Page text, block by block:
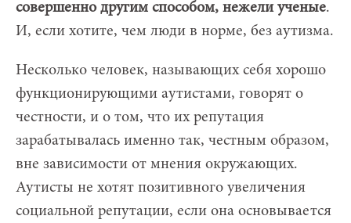
совершенно другим способом, нежели ученые.
И, если хотите, чем люди в норме, без аутизма.
Несколько человек, называющих себя хорошо
функционирующими аутистами, говорят о
честности, и о том, что их репутация
зарабатывалась именно так, честным образом,
вне зависимости от мнения окружающих.
Аутисты не хотят позитивного увеличения
социальной репутации, если она основывается